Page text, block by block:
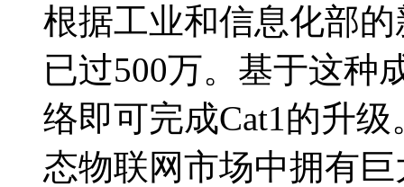
根据工业和信息化部
已过500万。基于这种
络即可完成Cat1的升
态物联网市场中拥有